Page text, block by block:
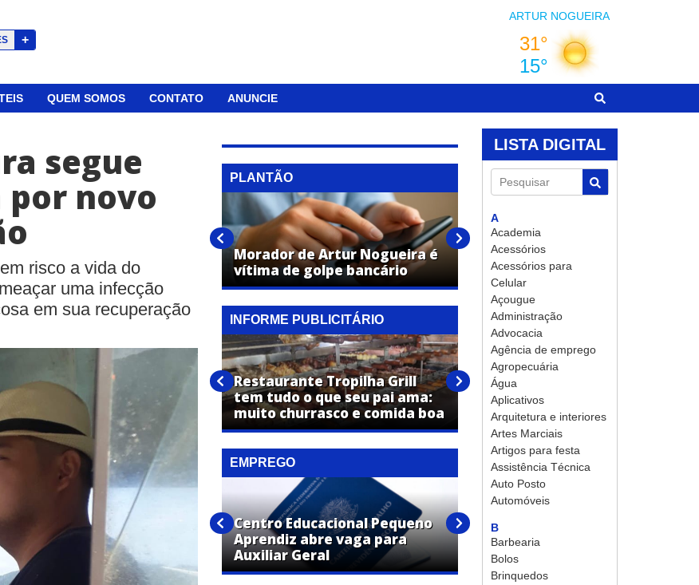
+
ARTUR NOGUEIRA
QUEM SOMOS CONTATO ANUNCIE
segue
por novo
risco a vida do
uma infecção
em sua recuperação
LISTA DIGITAL
Pesquisar
A
Academia
Acessórios
Acessórios para
Celular
Açougue
Administração
Advocacia
Agência de emprego
Agropecuária
Água
Aplicativos
Arquitetura e interiores
Artes Marciais
Artigos para festa
Assistência Técnica
Auto Posto
Automóveis
B
Barbearia
Bolos
Brinquedos
PLANTÃO
morre após grave
Nogueira
Morador de Artur Nogueira é
vítima de golpe bancário
GCM salva criança engasgada
com manobra de Heimlich em
escola de Artur Nogueira
INFORME PUBLICITÁRIO
De pai para filho: Óticas
tem campanha
especial para o Dia dos Pais
Restaurante Tropilha Grill
tem tudo o que seu pai ama:
muito churrasco e comida boa
GB Veículos no Feirão:
Oportunidades imperdíveis de
7 a 9 de agosto em Artur
Nogueira
EMPREGO
Aki abre vaga para
Instalador de Internet
Centro Educacional Pequeno
Aprendiz abre vaga para
Auxiliar Geral
Macofer oferece
oportunidade de emprego em
Artur Nogueira!